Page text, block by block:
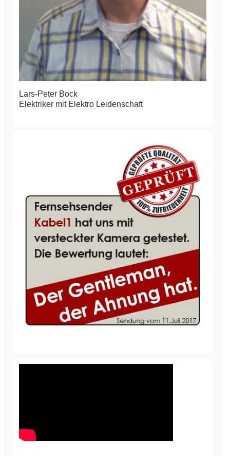
Lars-Peter Bock
Elektriker mit Elektro Leidenschaft